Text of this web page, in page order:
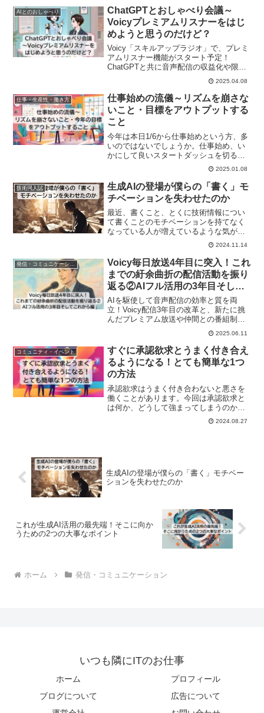
AIとのおしゃべり
ChatGPTとおしゃべり会議～
Voicyプレミアムリスナーをはじ
めようと思うのだけど？
Voicy「スキルアップラジオ」で、プレミ
アムリスナー機能がスタート予定！
ChatGPTと共に音声配信の収益化や限定
コンテンツ企画を会議形式で深掘りしま
2025.04.08
仕事・生産性・働き方
仕事始めの流儀～リズムを崩さな
いこと・目標をアウトプットする
こと
今年は本日1/6から仕事始めという方、多
いのではないでしょうか。仕事始め、い
かにして良いスタートダッシュを切るの
か、僕なりの仕事始めの流儀を2つほど紹
2025.01.08
技術同人誌
生成AIの登場が僕らの「書く」モ
チベーションを失わせたのか
最近、書くこと、とくに技術情報につい
て書くことのモチベーションを持てなく
なっている人が増えているような気がし
ています。今回は「生成AIの登場が僕ら
の「書く」モチベーションを失わせたの
か」についてお伝えします。
2024.11.14
発信・コミュニケーション
Voicy毎日放送4年目に突入！これ
までの紆余曲折の配信活動を振り
返る②AIフル活用の3年目そして
これから編
AIを駆使して音声配信の効率と質を両
立！Voicy配信3年目の改革と、新たに挑
んだプレミアム放送や仲間との番組制作
を振り返り、今後の展望を語ります。
2025.06.11
コミュニティ・イベント
すぐに承認欲求とうまく付き合え
るようになる！とても簡単な1つ
の方法
承認欲求はうまく付き合わないと悪さを
働くことがあります。今回は承認欲求と
は何か、どうして強まってしまうのかと
ともに、意外と知られていない、でも誰
でもできる、承認欲求とうまく付き合え
2024.08.27
生成AIの登場が僕らの「書く」モチベー
ションを失わせたのか
これが生成AI活用の最先端！そこに向か
うための2つの大事なポイント
ホーム 発信・コミュニケーション
いつも隣にITのお仕事
ホーム
プロフィール
ブログについて
広告について